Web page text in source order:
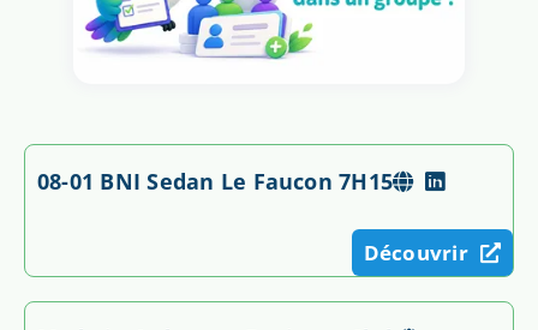
08-01 BNI Sedan Le Faucon 7H15
Découvrir